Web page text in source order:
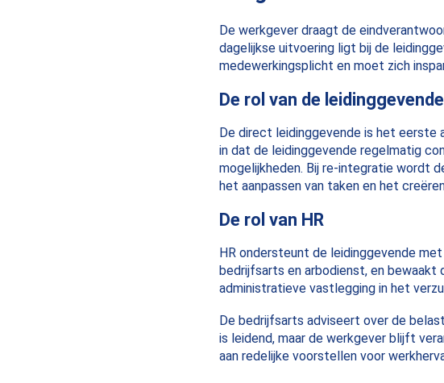
De werkgever draagt de
dagelijkse uitvoering ligt bij de
medewerkingsplicht en moet zich
De rol van de leidinggevende
De direct leidinggevende is het eerste
in dat de leidinggevende regelmatig
mogelijkheden. Bij re-integratie wordt
het aanpassen van taken en het
De rol van HR
HR ondersteunt de leidinggevende
bedrijfsarts en arbodienst, en
administratieve vastlegging in het
De bedrijfsarts adviseert over de
is leidend, maar de werkgever blijft
aan redelijke voorstellen voor